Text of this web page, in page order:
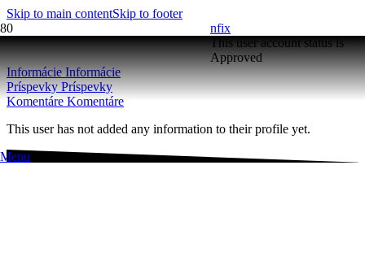
Skip to main contentSkip to footer
Menu
nfix
This user account status is
Approved
InformácieInformácie
Príspevky Príspevky
Komentáre Komentáre
This user has not added any information to their profile yet.